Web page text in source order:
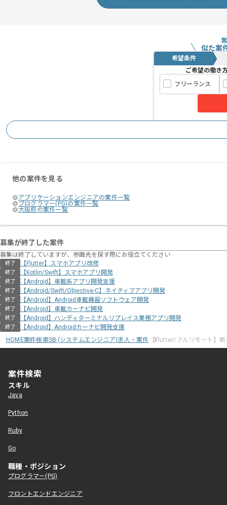
似た案
希望条件
ご希望の働き
フリーランス
他の案件を見る
アプリケーションエンジニアの案件一覧
プログラマー(PG)の案件一覧
大阪府の案件一覧
募集が終了した案件
募集は終了していますが、参画先を探す際にお役立てください
終了 【Flutter】スマホアプリ改修
終了 【Kotlin/Swift】スマホアプリ開発
終了 【Android】車載系アプリ開発支援
終了 【Android/Swift/Objective-C】ネイティブアプリ開発
終了 【Android】Android車載機器ソフトウェア開発
終了 【Android】車載カーナビ開発
終了 【Android】ハンディターミナルリプレイス業務アプリ開発
終了
【Android】Androidカーナビ開発支援
HOME案件検索SE (システムエンジニア)求人・案件 【Flutter/フルリモート】
案件検索
スキル
Java
Python
Ruby
Go
職種・ポジション
プログラマー(PG)
フロントエンドエンジニア